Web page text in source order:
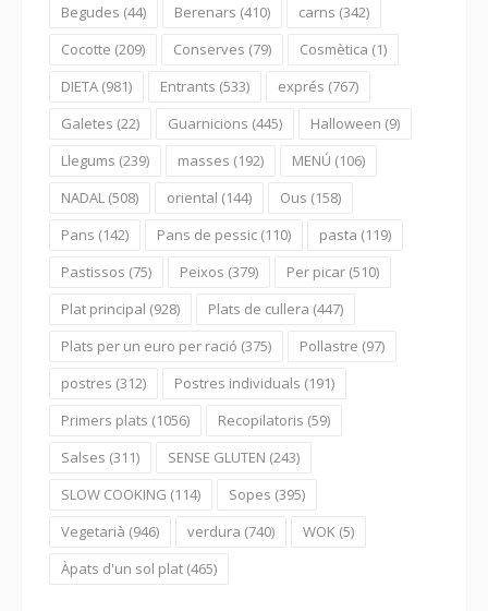
Begudes (44) Berenars (410) carns (342)
Cocotte (209) Conserves (79) Cosmètica (1)
DIETA (981) Entrants (533) exprés (767)
Galetes (22) Guarnicions (445) Halloween (9)
Llegums (239) masses (192) MENÚ (106)
NADAL (508) oriental (144) Ous (158)
Pans (142) Pans de pessic (110) pasta (119)
Pastissos (75) Peixos (379) Per picar (510)
Plat principal (928) Plats de cullera (447)
Plats per un euro per ració (375) Pollastre (97)
postres (312) Postres individuals (191)
Primers plats (1056) Recopilatoris (59)
Salses (311) SENSE GLUTEN (243)
SLOW COOKING (114) Sopes (395)
Vegetarià (946) verdura (740) WOK (5)
Àpats d'un sol plat (465)